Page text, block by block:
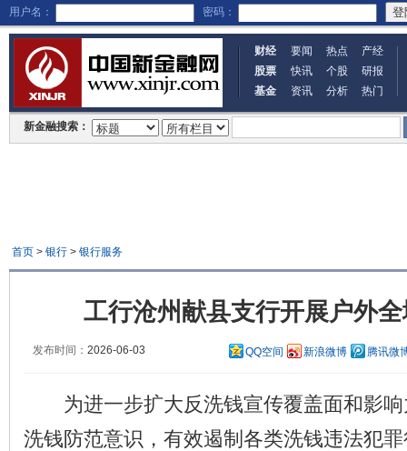
用户名： 密码：
财经 要闻 热点
产经
股票
快讯 个股
研报
基金
资讯 分析 热门
新金融搜索：
首页> 银行> 银行服务
工行沧州献县支行开展户外
发布时间： 2026-06-03 QQ空间 新浪微博 腾讯微
为进一步扩大反洗钱宣传覆盖面和影响
洗钱防范意识，有效遏制各类洗钱违法犯